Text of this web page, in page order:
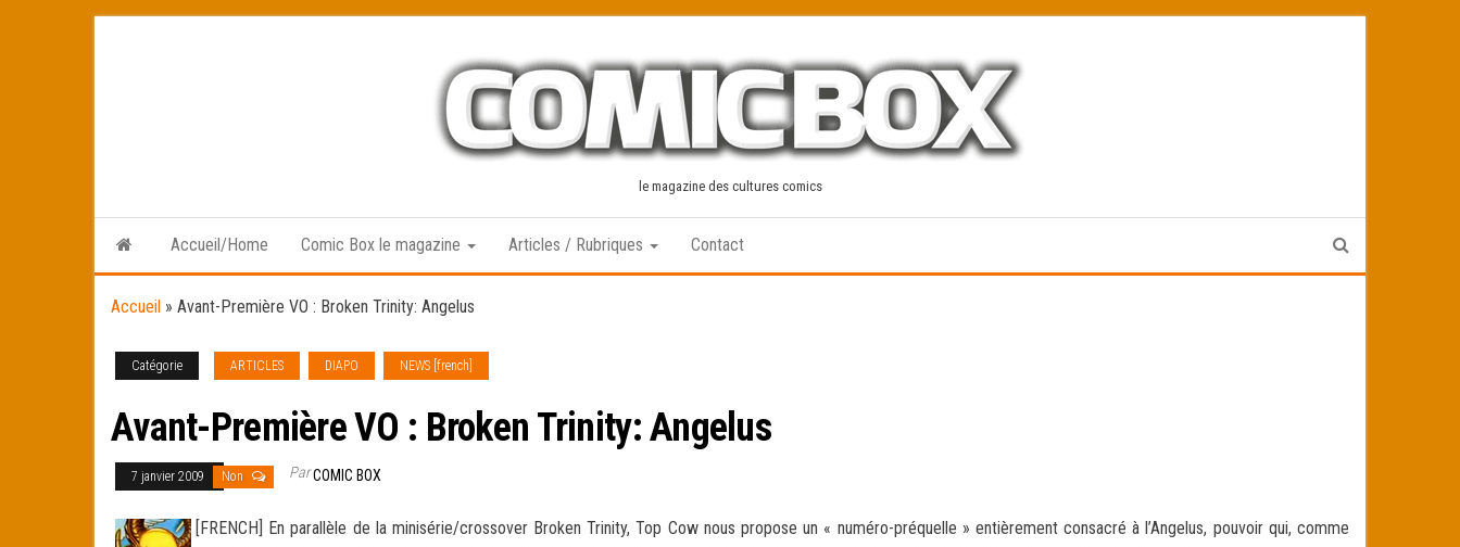
le magazine des cultures comics
Accueil/Home Comic Box le magazine Articles / Rubriques Contact
Accueil » Avant-Première VO : Broken Trinity: Angelus
Catégorie ARTICLES DIAPO NEWS [french]
Avant-Première VO : Broken Trinity: Angelus
7 janvier 2009 Non ParCOMIC BOX
[FRENCH] En parallèle de la minisérie/crossover Broken Trinity, Top Cow nous propose un « numéro-préquelle » entièrement consacré à l’Angelus, pouvoir qui, comme